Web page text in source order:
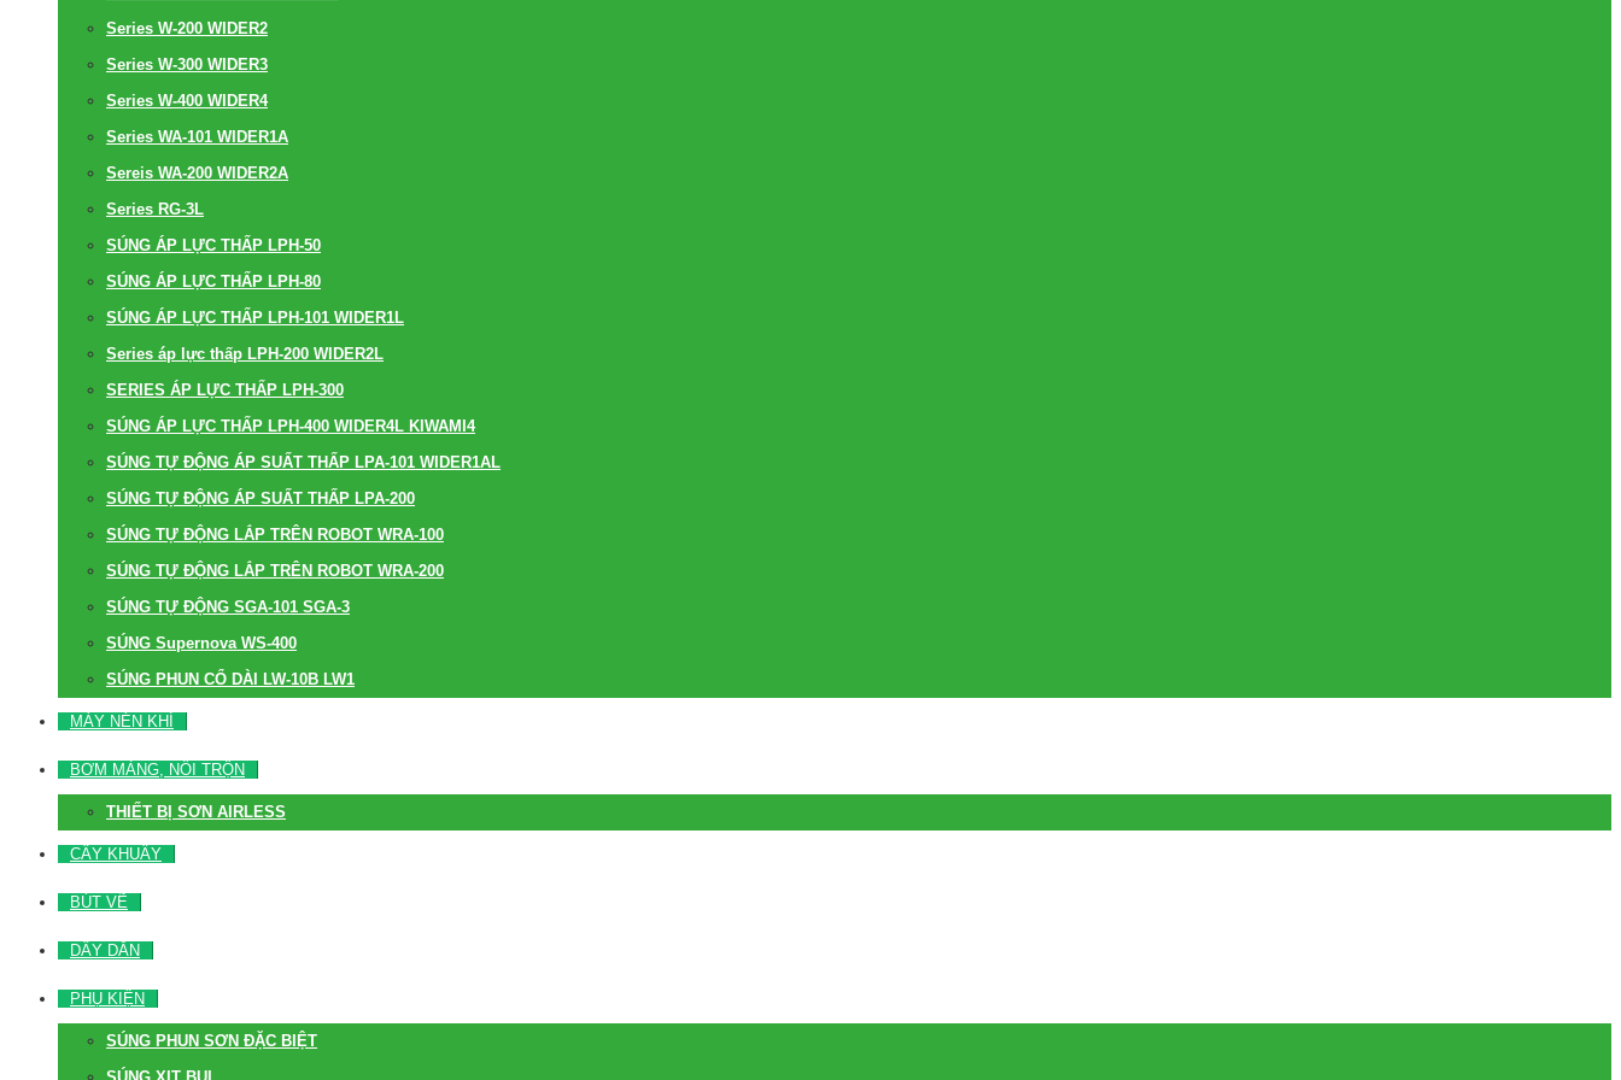
Series W-200 WIDER2
Series W-300 WIDER3
Series W-400 WIDER4
Series WA-101 WIDER1A
Sereis WA-200 WIDER2A
Series RG-3L
SÚNG ÁP LỰC THẤP LPH-50
SÚNG ÁP LỰC THẤP LPH-80
SÚNG ÁP LỰC THẤP LPH-101 WIDER1L
Series áp lực thấp LPH-200 WIDER2L
SERIES ÁP LỰC THẤP LPH-300
SÚNG ÁP LỰC THẤP LPH-400 WIDER4L KIWAMI4
SÚNG TỰ ĐỘNG ÁP SUẤT THẤP LPA-101 WIDER1AL
SÚNG TỰ ĐỘNG ÁP SUẤT THẤP LPA-200
SÚNG TỰ ĐỘNG LẮP TRÊN ROBOT WRA-100
SÚNG TỰ ĐỘNG LẮP TRÊN ROBOT WRA-200
SÚNG TỰ ĐỘNG SGA-101 SGA-3
SÚNG Supernova WS-400
SÚNG PHUN CỔ DÀI LW-10B LW1
MÁY NÉN KHÍ
BƠM MÀNG, NỒI TRỘN
THIẾT BỊ SƠN AIRLESS
CÂY KHUẤY
BÚT VẼ
DÂY DẪN
PHỤ KIỆN
SÚNG PHUN SƠN ĐẶC BIỆT